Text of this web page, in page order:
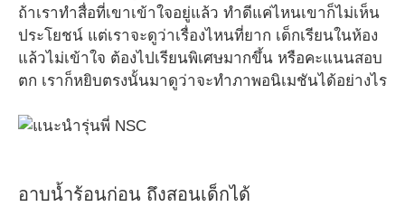
ถ้าเราทำสื่อที่เขาเข้าใจอยู่แล้ว ทำดีแค่ไหนเขาก็ไม่เห็น
ประโยชน์ แต่เราจะดูว่าเรื่องไหนที่ยาก เด็กเรียนในห้อง
แล้วไม่เข้าใจ ต้องไปเรียนพิเศษมากขึ้น หรือคะแนนสอบ
ตก เราก็หยิบตรงนั้นมาดูว่าจะทำภาพอนิเมชันได้อย่างไร
อาบน้ำร้อนก่อน ถึงสอนเด็กได้